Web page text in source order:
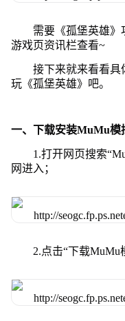
需要《孤堡英雄》
游戏页资讯栏查看~
接下来就来看看具
玩《孤堡英雄》吧。
一、下载安装MuMu模
1.打开网页搜索
网进入；
2.点击“下载MuMu